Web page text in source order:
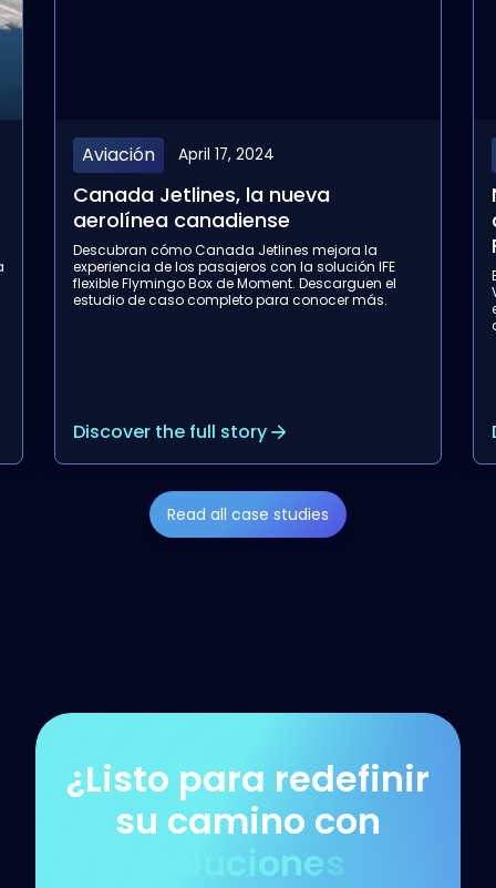
Aviación April 17, 2024
Canada Jetlines, la nueva
aerolínea canadiense
Descubran cómo Canada Jetlines mejora la
experiencia de los pasajeros con la solución IFE
flexible Flymingo Box de Moment. Descarguen el
estudio de caso completo para conocer más.
Discover the full story
Read all case studies
¿Listo para redefinir
su camino con
soluciones